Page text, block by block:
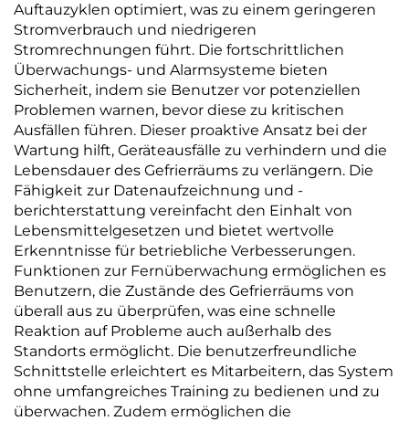
Auftauzyklen optimiert, was zu einem geringeren
Stromverbrauch und niedrigeren
Stromrechnungen führt. Die fortschrittlichen
Überwachungs- und Alarmsysteme bieten
Sicherheit, indem sie Benutzer vor potenziellen
Problemen warnen, bevor diese zu kritischen
Ausfällen führen. Dieser proaktive Ansatz bei der
Wartung hilft, Geräteausfälle zu verhindern und die
Lebensdauer des Gefrierräums zu verlängern. Die
Fähigkeit zur Datenaufzeichnung und -
berichterstattung vereinfacht den Einhalt von
Lebensmittelgesetzen und bietet wertvolle
Erkenntnisse für betriebliche Verbesserungen.
Funktionen zur Fernüberwachung ermöglichen es
Benutzern, die Zustände des Gefrierräums von
überall aus zu überprüfen, was eine schnelle
Reaktion auf Probleme auch außerhalb des
Standorts ermöglicht. Die benutzerfreundliche
Schnittstelle erleichtert es Mitarbeitern, das System
ohne umfangreiches Training zu bedienen und zu
überwachen. Zudem ermöglichen die